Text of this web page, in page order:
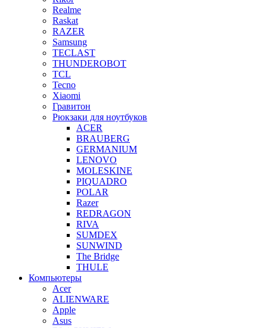
Realme
Raskat
RAZER
Samsung
TECLAST
THUNDEROBOT
TCL
Tecno
Xiaomi
Гравитон
Рюкзаки для ноутбуков
ACER
BRAUBERG
GERMANIUM
LENOVO
MOLESKINE
PIQUADRO
POLAR
Razer
REDRAGON
RIVA
SUMDEX
SUNWIND
The Bridge
THULE
Компьютеры
Acer
ALIENWARE
Apple
Asus